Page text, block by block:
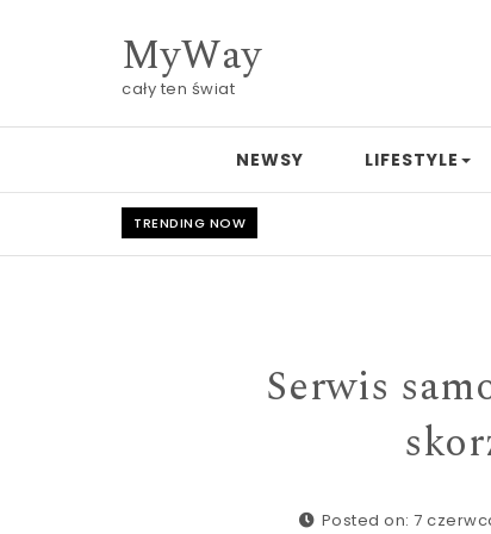
MyWay
cały ten świat
NEWSY LIFESTYLE
TRENDING NOW
Serwis
Posted on: 7